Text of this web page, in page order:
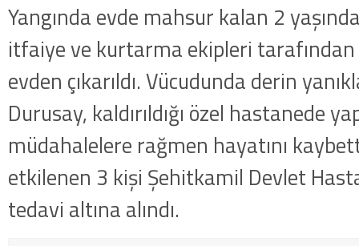
Yangında evde mahsur kalan 2
itfaiye ve kurtarma ekipleri tarafından
evden çıkarıldı. Vücudunda derin
Durusay, kaldırıldığı özel hastanede
müdahalelere rağmen hayatını
etkilenen 3 kişi Şehitkamil Devlet
tedavi altına alındı.